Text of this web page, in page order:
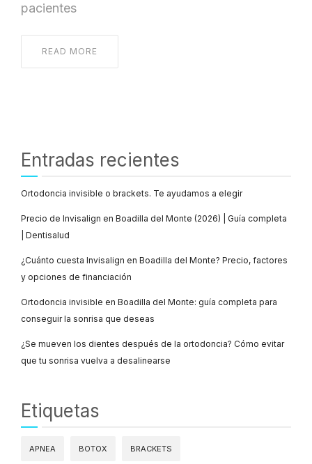
pacientes
READ MORE
Entradas recientes
Ortodoncia invisible o brackets. Te ayudamos a elegir
Precio de Invisalign en Boadilla del Monte (2026) | Guía completa
| Dentisalud
¿Cuánto cuesta Invisalign en Boadilla del Monte? Precio, factores
y opciones de financiación
Ortodoncia invisible en Boadilla del Monte: guía completa para
conseguir la sonrisa que deseas
¿Se mueven los dientes después de la ortodoncia? Cómo evitar
que tu sonrisa vuelva a desalinearse
Etiquetas
APNEA BOTOX BRACKETS